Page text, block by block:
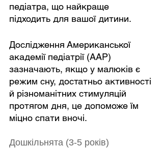
педіатра, що найкраще
підходить для вашої дитини.
Дослідження Американської
академії педіатрії (AAP)
зазначають, якщо у малюків є
режим сну, достатньо активності
й різноманітних стимуляцій
протягом дня, це допоможе їм
міцно спати вночі.
Дошкільнята (3-5 років)